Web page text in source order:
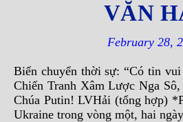
VĂN
February 28,
Biến chuyển thời sự: “Có tin vui giữa giờ tuyệt vọng!”
Chiến Tranh Xâm Lược Nga
Chúa Putin! LVHải (tổng hợp)
Ukraine trong vòng một, hai